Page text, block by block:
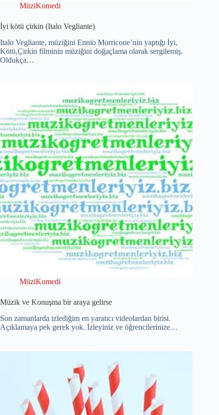
MüziKomedi
İyi kötü çirkin (Italo Vegliante)
Italo Vegliante, müziğini Ennio Morricone’nin yaptığı İyi,
Kötü,Çirkin filminin müziğini doğaçlama olarak sergilemiş.
Oldukça…
MüziKomedi
Müzik ve Konuşma bir araya gelirse
Son zamanlarda izlediğim en yaratıcı videolardan birisi.
Açıklamaya pek gerek yok. İzleyiniz ve öğrencilerinize…